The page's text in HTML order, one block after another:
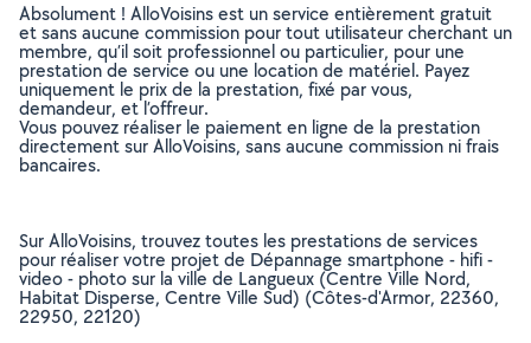
Absolument ! AlloVoisins est un service entièrement gratuit
et sans aucune commission pour tout utilisateur cherchant un
membre, qu’il soit professionnel ou particulier, pour une
prestation de service ou une location de matériel. Payez
uniquement le prix de la prestation, fixé par vous,
demandeur, et l’offreur.
Vous pouvez réaliser le paiement en ligne de la prestation
directement sur AlloVoisins, sans aucune commission ni frais
bancaires.
Sur AlloVoisins, trouvez toutes les prestations de services
pour réaliser votre projet de Dépannage smartphone - hifi -
video - photo sur la ville de Langueux (Centre Ville Nord,
Habitat Disperse, Centre Ville Sud) (Côtes-d'Armor, 22360,
22950, 22120)